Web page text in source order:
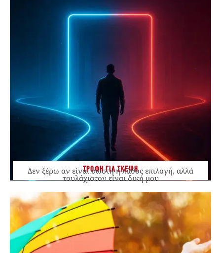
ΤΡΟΦΗ ΓΙΑ ΣΚΕΨΗ
Δεν ξέρω αν είναι σωστή ή λάθος επιλογή, αλλά
τουλάχιστον είναι δική μου